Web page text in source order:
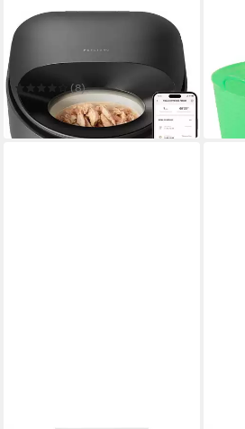
PETLIBRO
POLAR Futterspender für
Nassfutter(8)
162,99 €
in 3-4 Werktagen bei dir
in 3-4